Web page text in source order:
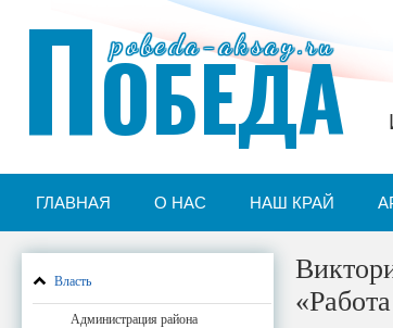
pobeda-aksay.ru
ПОБЕДА
ГЛАВНАЯ О НАС НАШ КРАЙ
Власть
Администрация района